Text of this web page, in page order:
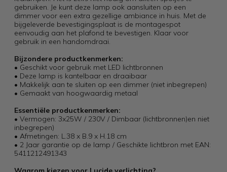
gebruiken. Je kunt deze lamp ook aansluiten op een
dimmer voor een extra gezellige ambiance in huis. Met de
bijgeleverde bevestigingsplaat is de montagespot
eenvoudig aan het plafond te bevestigen. Klaar voor
gebruik in een handomdraai.
Bijzondere productkenmerken:
• Geschikt voor gebruik met LED lichtbronnen
• Deze lamp is kantelbaar en draaibaar
• Makkelijk aan te sluiten op een dimmer (niet inbegrepen)
• Gemaakt van hoogwaardig metaal
Essentiële productkenmerken:
• Vermogen: 3x25W / 230V / Dimbaar (lichtbronnen)en niet
inbegrepen)
• Afmetingen: L.38 x B.9 x H.18 cm
• 2 Jaar garantie op de lamp / Geschikte lichtbron met EAN:
5411212491343